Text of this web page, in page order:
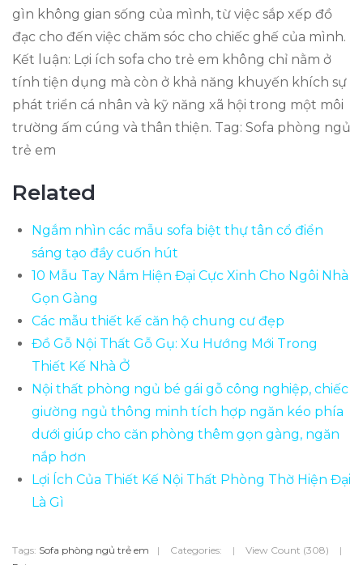
gìn không gian sống của mình, từ việc sắp xếp đồ
đạc cho đến việc chăm sóc cho chiếc ghế của mình.
Kết luận: Lợi ích sofa cho trẻ em không chỉ nằm ở
tính tiện dụng mà còn ở khả năng khuyến khích sự
phát triển cá nhân và kỹ năng xã hội trong một môi
trường ấm cúng và thân thiện. Tag: Sofa phòng ngủ
trẻ em
Related
Ngắm nhìn các mẫu sofa biệt thự tân cổ điển
sáng tạo đầy cuốn hút
10 Mẫu Tay Nắm Hiện Đại Cực Xinh Cho Ngôi Nhà
Gọn Gàng
Các mẫu thiết kế căn hộ chung cư đẹp
Đồ Gỗ Nội Thất Gỗ Gụ: Xu Hướng Mới Trong
Thiết Kế Nhà Ở
Nội thất phòng ngủ bé gái gỗ công nghiệp, chiếc
giường ngủ thông minh tích hợp ngăn kéo phía
dưới giúp cho căn phòng thêm gọn gàng, ngăn
nắp hơn
Lợi Ích Của Thiết Kế Nội Thất Phòng Thờ Hiện Đại
Là Gì
Tags: Sofa phòng ngủ trẻ em | Categories: | View Count (308)
|